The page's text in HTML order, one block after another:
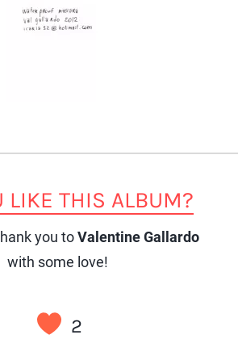
LIKE THIS ALBUM?
you toValentine Gallardo
with some love!
2